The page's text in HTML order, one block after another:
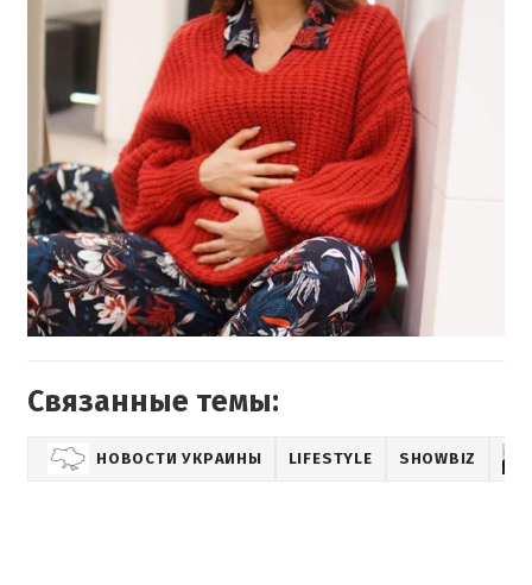
Связанные темы:
НОВОСТИ УКРАИНЫ LIFESTYLE SHOWBIZ